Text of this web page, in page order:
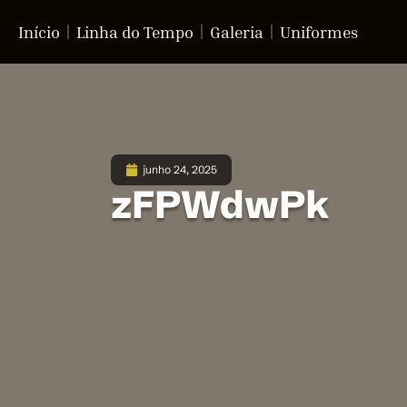
Início Linha do Tempo Galeria Uniformes
junho 24, 2025
zFPWdwPk